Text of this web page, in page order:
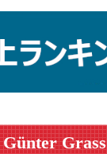
Günter Grass